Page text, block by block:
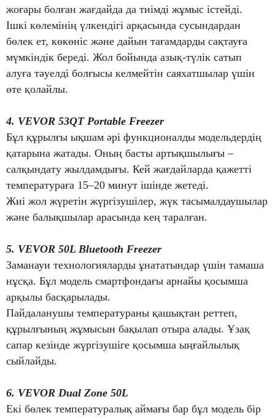
жоғары болған жағдайда да тиімді жұмыс істейді.
Ішкі көлемінің үлкендігі арқасында сусындардан
бөлек ет, көкөніс және дайын тағамдарды сақтауға
мүмкіндік береді. Жол бойында азық-түлік сатып
алуға тәуелді болғысы келмейтін саяхатшылар үшін
өте қолайлы.
4. VEVOR 53QT Portable Freezer
Бұл құрылғы ықшам әрі функционалды модельдердің
қатарына жатады. Оның басты артықшылығы –
салқындату жылдамдығы. Кей жағдайларда қажетті
температураға 15–20 минут ішінде жетеді.
Жиі жол жүретін жүргізушілер, жүк тасымалдаушылар
және балықшылар арасында кең таралған.
5. VEVOR 50L Bluetooth Freezer
Заманауи технологияларды ұнататындар үшін тамаша
нұсқа. Бұл модель смартфондағы арнайы қосымша
арқылы басқарылады.
Пайдаланушы температураны қашықтан реттеп,
құрылғының жұмысын бақылап отыра алады. Ұзақ
сапар кезінде жүргізушіге қосымша ыңғайлылық
сыйлайды.
6. VEVOR Dual Zone 50L
Екі бөлек температуралық аймағы бар бұл модель бір